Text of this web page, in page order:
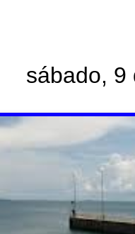
sábado, 9